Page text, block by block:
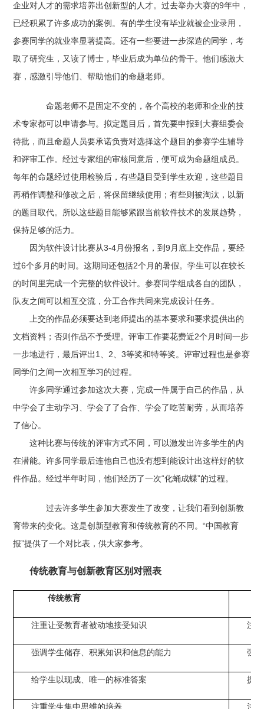
企业对人才的需求培养出创新型的人才。过去举办大赛的9年中，
已经积累了许多成功的案例。有的学生没有毕业就被企业录用，
参赛同学的就业率显著提高。还有一些要进一步深造的同学，考
取了研究生，又读了博士，毕业后成为单位的骨干。他们感激大
赛，感激引导他们、帮助他们的命题老师。
命题老师不是固定不变的，各个高校的老师和企业的技
术专家都可以申请参与。拟定题目后，首先要申报到大赛组委会
待批，而且命题人员要承诺负责对选择这个题目的参赛学生辅导
和评审工作。经过专家组的审核同意后，便可成为命题组成员。
每年的命题经过使用检验后，有些题目受到学生欢迎，这些题目
再稍作调整和修改之后，将保留继续使用；有些则被淘汰，以新
的题目取代。所以这些题目能够紧跟当前软件技术的发展趋势，
保持足够的活力。
因为软件设计比赛从3-4月份报名，到9月底上交作品，要经
过6个多月的时间。这期间还包括2个月的暑假。学生可以在较长
的时间里完成一个完整的软件设计。参赛同学组成各自的团队，
队友之间可以相互交流，分工合作共同来完成设计任务。
上交的作品必须要达到老师提出的基本要求和要求提供出的
文档资料；否则作品不予受理。评审工作要花费近2个月时间一步
一步地进行，最后评出1、2、3等奖和特等奖。评审过程也是参赛
同学们之间一次相互学习的过程。
许多同学通过参加这次大赛，完成一件属于自己的作品，从
中学会了主动学习、学会了了合作、学会了吃苦耐劳，从而培养
了信心。
这种比赛与传统的评审方式不同，可以激发出许多学生的内
在潜能。许多同学最后连他自己也没有想到能设计出这样好的软
件作品。经过半年时间，他们经历了一次“化蛹成蝶”的过程。
过去许多学生参加大赛发生了改变，让我们看到创新教
育带来的变化。这是创新型教育和传统教育的不同。“中国教育
报”提供了一个对比表，供大家参考。
传统教育与创新教育区别对照表
传统教育
注重让受教育者被动地接受知识 注
强调学生储存、积累知识和信息的能力 强
给学生以现成、唯一的标准答案 提
注重学生集中思维的培养 注